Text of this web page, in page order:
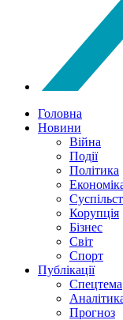
Головна
Новини
Війна
Події
Політика
Корупція
Бізнес
Світ
Спорт
Публікації
Спецтема
Прогноз